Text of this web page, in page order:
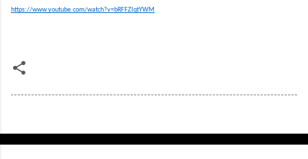
https://www.youtube.com/watch?v=bRFFZIqtYWM